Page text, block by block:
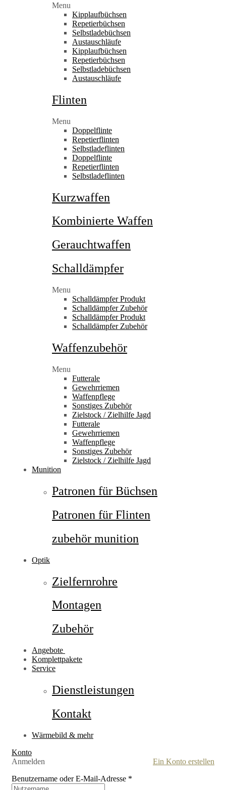
Menu
Kipplaufbüchsen
Repetierbüchsen
Selbstladebüchsen
Austauschläufe
Kipplaufbüchsen
Repetierbüchsen
Selbstladebüchsen
Austauschläufe
Flinten
Menu
Doppelflinte
Repetierflinten
Selbstladeflinten
Doppelflinte
Repetierflinten
Selbstladeflinten
Kurzwaffen
Kombinierte Waffen
Gerauchtwaffen
Schalldämpfer
Menu
Schalldämpfer Produkt
Schalldämpfer Zubehör
Schalldämpfer Produkt
Schalldämpfer Zubehör
Waffenzubehör
Menu
Futterale
Gewehrriemen
Waffenpflege
Sonstiges Zubehör
Zielstock / Zielhilfe Jagd
Futterale
Gewehrriemen
Waffenpflege
Sonstiges Zubehör
Zielstock / Zielhilfe Jagd
Munition
Patronen für Büchsen
Patronen für Flinten
zubehör munition
Optik
Zielfernrohre
Montagen
Zubehör
Angebote
Komplettpakete
Service
Dienstleistungen
Kontakt
Wärmebild & mehr
Konto
Anmelden
Ein Konto erstellen
Benutzername oder E-Mail-Adresse *